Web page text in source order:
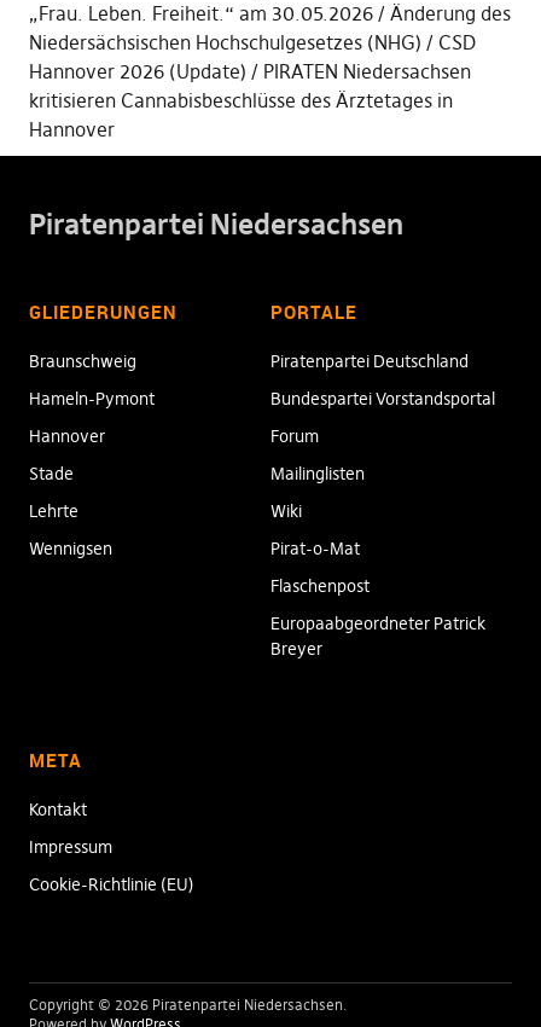
„Frau. Leben. Freiheit.“ am 30.05.2026
Änderung des
Niedersächsischen Hochschulgesetzes (NHG)
CSD
Hannover 2026 (Update)
PIRATEN Niedersachsen
kritisieren Cannabisbeschlüsse des Ärztetages in
Hannover
Piratenpartei Niedersachsen
GLIEDERUNGEN
Braunschweig
Hameln-Pymont
Hannover
Stade
Lehrte
Wennigsen
PORTALE
Piratenpartei Deutschland
Bundespartei Vorstandsportal
Forum
Mailinglisten
Wiki
Pirat-o-Mat
Flaschenpost
Europaabgeordneter Patrick
Breyer
META
Kontakt
Impressum
Cookie-Richtlinie (EU)
Copyright © 2026 Piratenpartei Niedersachsen